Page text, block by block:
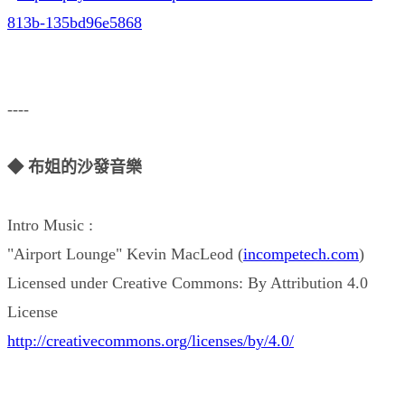
813b-135bd96e5868
----
◆ 布姐的沙發音樂
Intro Music :
"Airport Lounge" Kevin MacLeod (incompetech.com)
Licensed under Creative Commons: By Attribution 4.0
License
http://creativecommons.org/licenses/by/4.0/